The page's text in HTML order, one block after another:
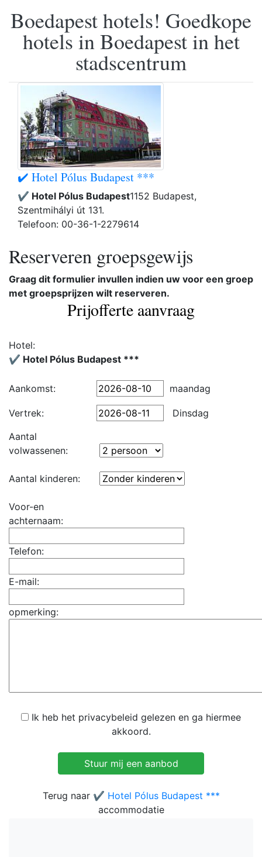
Boedapest hotels! Goedkope
hotels in Boedapest in het
stadscentrum
✔️ Hotel Pólus Budapest ***
✔️ Hotel Pólus Budapest1152 Budapest,
Szentmihályi út 131.
Telefoon: 00-36-1-2279614
Reserveren groepsgewijs
Graag dit formulier invullen indien uw voor een groep
met groepsprijzen wilt reserveren.
Prijofferte aanvraag
Hotel:
✔️ Hotel Pólus Budapest ***
Aankomst: maandag
Vertrek:
Dinsdag
Aantal
volwassenen:
Aantal kinderen:
Voor-en
achternaam:
Telefon:
E-mail:
opmerking:
Ik heb het privacybeleid gelezen en ga hiermee
akkoord.
Terug naar ✔️ Hotel Pólus Budapest ***
accommodatie